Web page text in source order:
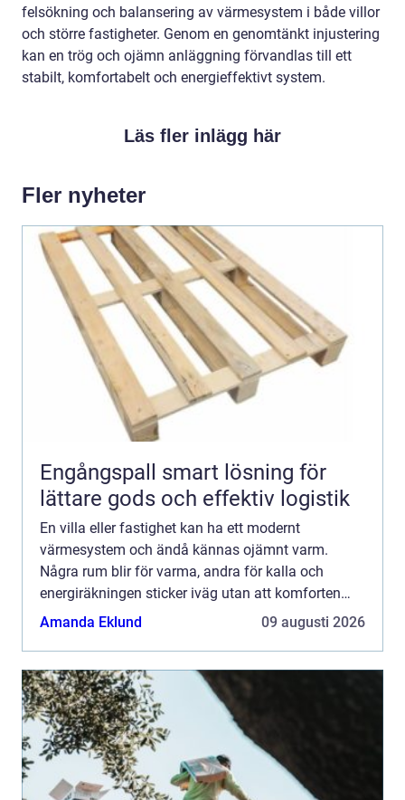
felsökning och balansering av värmesystem i både villor
och större fastigheter. Genom en genomtänkt injustering
kan en trög och ojämn anläggning förvandlas till ett
stabilt, komfortabelt och energieffektivt system.
Läs fler inlägg här
Fler nyheter
Engångspall smart lösning för
lättare gods och effektiv logistik
En villa eller fastighet kan ha ett modernt
värmesystem och ändå kännas ojämnt varm.
Några rum blir för varma, andra för kalla och
energiräkningen sticker iväg utan att komforten
följer med. Ofta handlar problemet inte om
Amanda Eklund 09 augusti 2026